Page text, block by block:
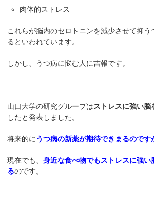
肉体的ストレス
これらが脳内のセロトニンを減少させて抑う
るといわれています。
しかし、うつ病に悩む人に吉報です。
山口大学の研究グループはストレスに強い
したと発表しました。
将来的に うつ病の新薬が期待できまるのです
現在でも、身近な食べ物でもストレスに強い
るのです。